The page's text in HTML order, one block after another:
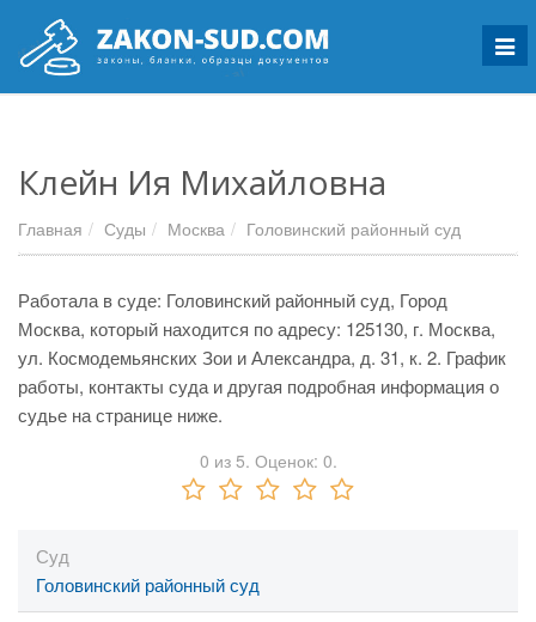
Клейн Ия Михайловна
Главная Суды Москва Головинский районный суд
Работала в суде: Головинский районный суд, Город
Москва, который находится по адресу: 125130, г. Москва,
ул. Космодемьянских Зои и Александра, д. 31, к. 2. График
работы, контакты суда и другая подробная информация о
судье на странице ниже.
0 из 5. Оценок: 0.
Суд
Головинский районный суд